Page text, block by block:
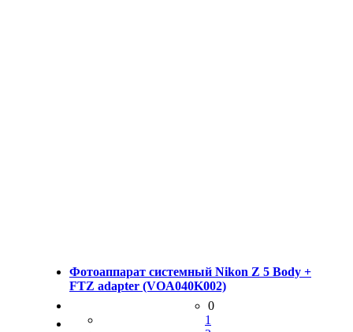
Фотоаппарат системный Nikon Z 5 Body +
FTZ adapter (VOA040K002)
0
1